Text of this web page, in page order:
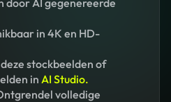
door AI gegenereerde
in 4K en HD-
stockbeelden of
in AI Studio.
volledige